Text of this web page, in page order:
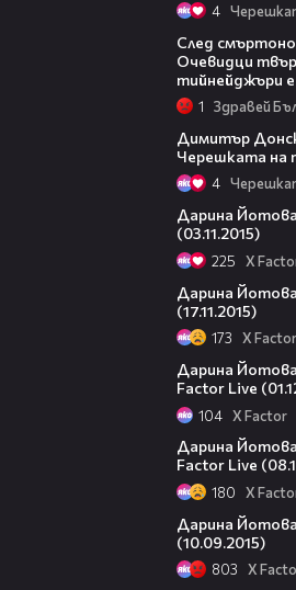
4
След
Очевидци
тийнейджъри
1 Здравей
Димитър
Черешката на
4
Дарина
(03.11.2015)
225 X
Дарина
(17.11.2015)
173 X Factor
Дарина
Factor Live
104 X Factor
Дарина
Factor Live
180 X
Дарина
(10.09.2015)
803 X